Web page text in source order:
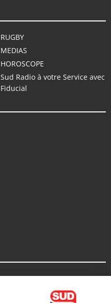
RUGBY
MEDIAS
HOROSCOPE
Sud Radio à votre Service avec
Fiducial